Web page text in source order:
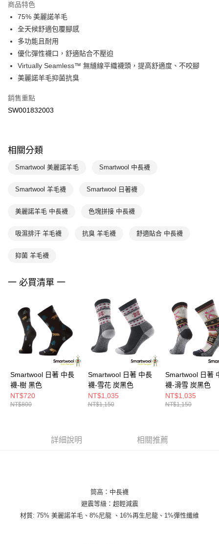
7-11取貨(快速到店)
每筆NT$100，滿NT$1,500(含以上)免運費
宅配-本島
每筆NT$100，滿NT$1,500(含以上)免運費
商品特色
75% 美麗諾羊毛
全天候舒適包覆腳感
多功能且耐用
優化彈性襪口，舒適貼合不壓迫
Virtually Seamless™ 無縫線平織襪頭，提高舒適度、不咬腳
美麗諾羊毛抑菌抗臭
銷售重點
SW001832003
相關分類
Smartwool 美麗諾羊毛 Smartwool 中長襪
Smartwool 羊毛襪 Smartwool 日著襪
美麗諾羊毛 中長襪 色塊拼接 中長襪
吸濕排汗 羊毛襪 抗臭 羊毛襪 舒適貼合 中長襪
抑菌 羊毛襪
一 必買清單 一
Smartwool 日著 中長
襪-樹 黑色
NT$720
NT$800
Smartwool 日著 中長
襪-雪花 炭黑色
NT$1,035
NT$1,150
Smartwool 日著
襪-滑雪 炭黑色
NT$1,035
NT$1,150
詳細說明 相關推薦
筒高：中長襪
避震等級：超輕減震
材質: 75% 美麗諾羊毛、8%尼龍 、16%再生尼龍、1%彈性纖維